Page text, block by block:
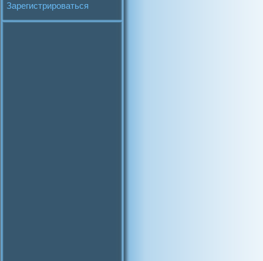
Зарегистрироваться